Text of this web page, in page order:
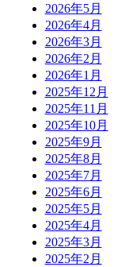
2026年5月
2026年4月
2026年3月
2026年2月
2026年1月
2025年12月
2025年11月
2025年10月
2025年9月
2025年8月
2025年7月
2025年6月
2025年5月
2025年4月
2025年3月
2025年2月